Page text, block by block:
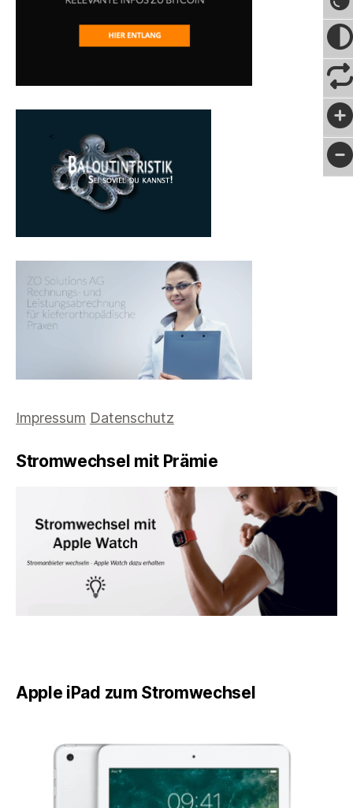
Impressum Datenschutz
Stromwechsel mit Prämie
Apple iPad zum Stromwechsel